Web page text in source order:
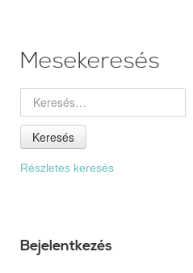
Mesekeresés
Keresés
Részletes keresés
Bejelentkezés